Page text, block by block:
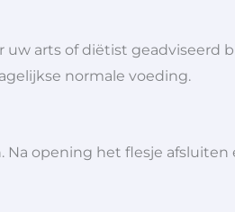
arts of diëtist geadviseerd
normale voeding.
opening het flesje